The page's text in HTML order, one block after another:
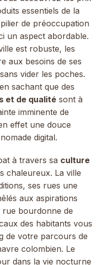
essentiels de la
de préoccupation
un aspect abordable.
est robuste, les
aux besoins de ses
vider les poches.
sachant que des
et de qualité sont à
imminente de
effet une douce
digital.
à travers sa culture
chaleureux. La ville
ses rues une
aux aspirations
rue bourdonne de
des habitants vous
de votre parcours de
colombien. Le
dans la vie nocturne